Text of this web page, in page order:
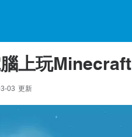
上玩Minecraft
03 更新